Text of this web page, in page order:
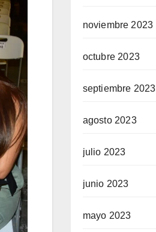
noviembre 2023
octubre 2023
septiembre 2023
agosto 2023
julio 2023
junio 2023
mayo 2023